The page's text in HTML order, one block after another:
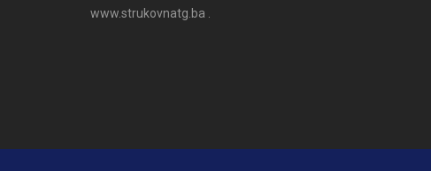
www.strukovnatg.ba .